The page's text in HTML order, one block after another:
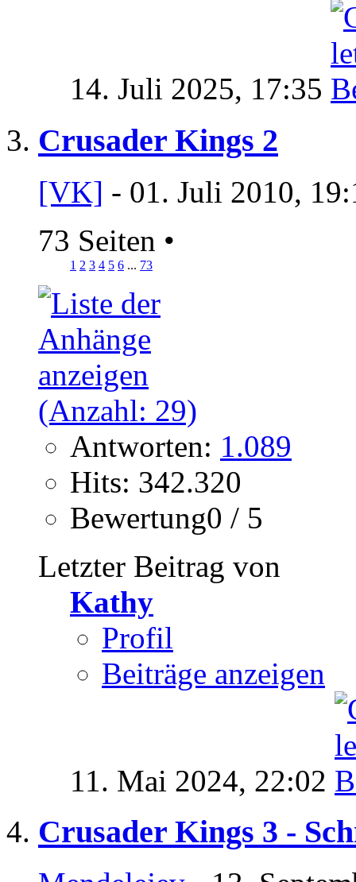
14. Juli 2025, 17:35
Crusader Kings 2
[VK] - 01. Juli 2010,
73 Seiten •
1 2 3 4 5 6 ... 73
Antworten: 1.089
Hits: 342.320
Bewertung0 / 5
Letzter Beitrag von
Kathy
Profil
Beiträge anzeigen
11. Mai 2024, 22:02
Crusader Kings 3 -